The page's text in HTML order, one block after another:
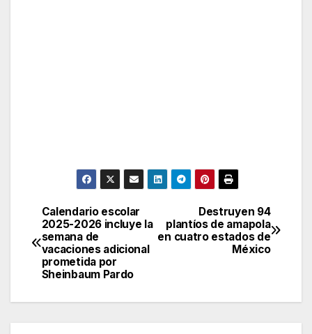
Post
navigation
Destruyen 94
plantíos de amapola
en cuatro estados de
México
Calendario escolar
2025-2026 incluye la
semana de
vacaciones adicional
prometida por
Sheinbaum Pardo